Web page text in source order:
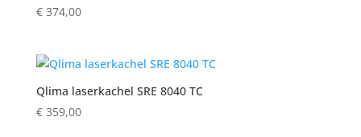
€374,00
Qlima laserkachel SRE 8040 TC
€359,00